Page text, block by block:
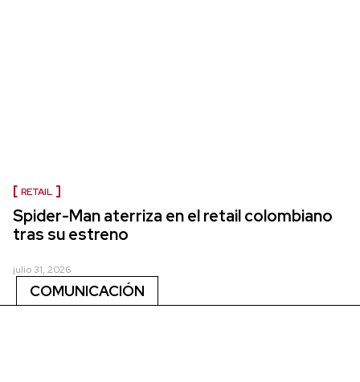
RETAIL
Spider-Man aterriza en el retail colombiano
tras su estreno
julio 31, 2026
COMUNICACIÓN